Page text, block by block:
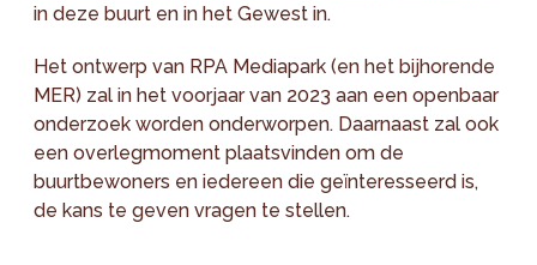
in deze buurt en in het Gewest in.
Het ontwerp van RPA Mediapark (en het bijhorende
MER) zal in het voorjaar van 2023 aan een openbaar
onderzoek worden onderworpen. Daarnaast zal ook
een overlegmoment plaatsvinden om de
buurtbewoners en iedereen die geïnteresseerd is,
de kans te geven vragen te stellen.